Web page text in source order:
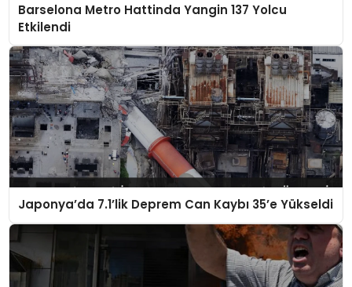
Barselona Metro Hattinda Yangin 137 Yolcu
Etkilendi
Japonya’da 7.1’lik Deprem Can Kaybı 35’e Yükseldi